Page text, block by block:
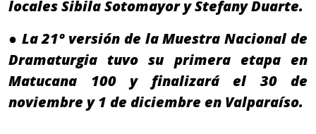
locales Sibila Sotomayor y Stefany Duarte.
● La 21º versión de la Muestra Nacional de
Dramaturgia tuvo su primera etapa en
Matucana 100 y finalizará el 30 de
noviembre y 1 de diciembre en Valparaíso.